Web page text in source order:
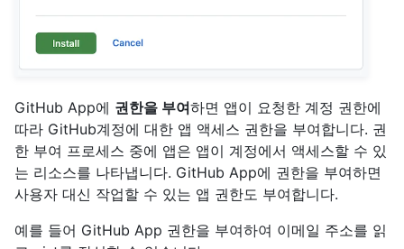
GitHub App에 권한을 부여하면 앱이 요청한 계정 권한에
따라 GitHub계정에 대한 앱 액세스 권한을 부여합니다. 권
한 부여 프로세스 중에 앱은 앱이 계정에서 액세스할 수 있
는 리소스를 나타냅니다. GitHub App에 권한을 부여하면
사용자 대신 작업할 수 있는 앱 권한도 부여합니다.
예를 들어 GitHub App 권한을 부여하여 이메일 주소를 읽